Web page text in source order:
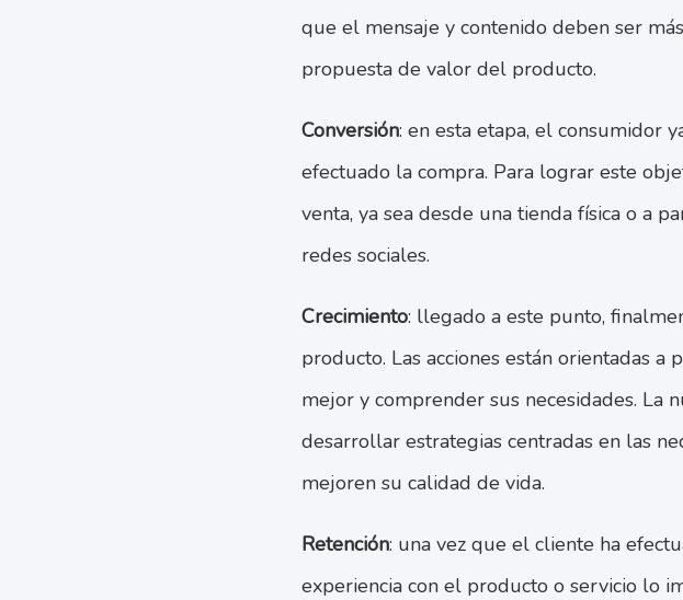
que el mensaje y contenido deben ser
propuesta de valor del producto.
Conversión: en esta etapa, el consumidor
efectuado la compra. Para lograr este
venta, ya sea desde una tienda física o a
redes sociales.
Crecimiento: llegado a este punto,
producto. Las acciones están orientadas
mejor y comprender sus necesidades. La
desarrollar estrategias centradas en las
mejoren su calidad de vida.
Retención: una vez que el cliente ha
experiencia con el producto o servicio lo